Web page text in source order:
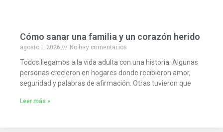
Cómo sanar una familia y un corazón herido
agosto 1, 2026
No hay comentarios
Todos llegamos a la vida adulta con una historia. Algunas
personas crecieron en hogares donde recibieron amor,
seguridad y palabras de afirmación. Otras tuvieron que
Leer más »